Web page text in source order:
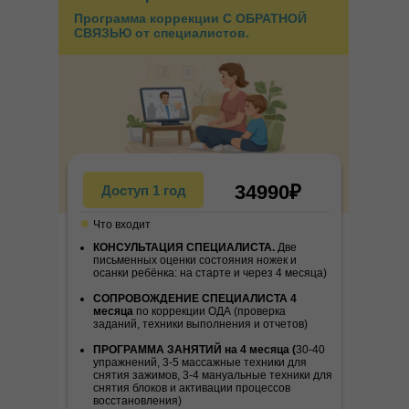
Программа коррекции С ОБРАТНОЙ
СВЯЗЬЮ от специалистов.
КОНСУЛЬТАЦИЯ СПЕЦИАЛИСТА. Две
письменных оценки состояния ножек и
осанки ребёнка: на старте и через 4 месяца)
СОПРОВОЖДЕНИЕ СПЕЦИАЛИСТА 4
месяца по коррекции ОДА (проверка
заданий, техники выполнения и отчетов)
ПРОГРАММА ЗАНЯТИЙ на 4 месяца (30-40
упражнений, 3-5 массажные техники для
снятия зажимов, 3-4 мануальные техники для
снятия блоков и активации процессов
восстановления)
34990₽
Что входит
Доступ 1 год
•⁠ ⁠изменила методику занятий, сделав
их более результативными;
•⁠ ⁠начала собирать собственную
команду тренеров.
В эфире Анастасия поделилась:
•⁠ ⁠Как изменился ее подход к работе во время
и после обучения
•⁠ ⁠Почему специалист по двигательной
коррекции востребован в любом городе
•⁠ ⁠Как новые знания помогли выйти на другой
•⁠ ⁠С чего начать путь, если вы пока далеки от